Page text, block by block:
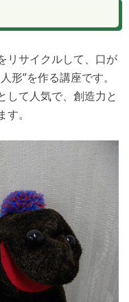
リサイクルして、口が
形”を作る講座です。
して人気で、創造力と
。